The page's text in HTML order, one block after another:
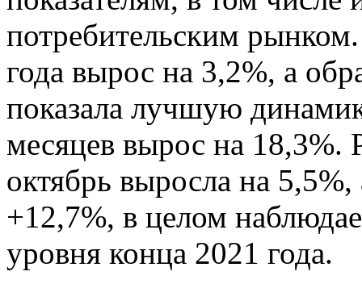
потребительским
года вырос на 3,2%, а
показала лучшую
месяцев вырос на 18,3%.
октябрь выросла на 5,5%,
+12,7%, в целом
уровня конца 2021 года.